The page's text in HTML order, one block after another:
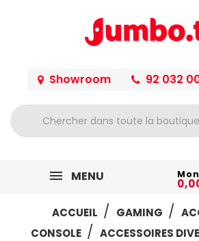
Showroom 92 032
MENU
ACCUEIL
GAMING
CONSOLE
ACCESSOIRES